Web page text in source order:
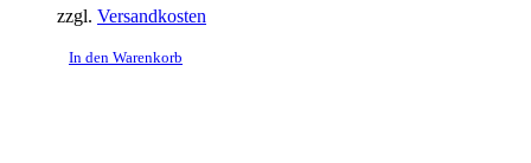
zzgl. Versandkosten
In den Warenkorb